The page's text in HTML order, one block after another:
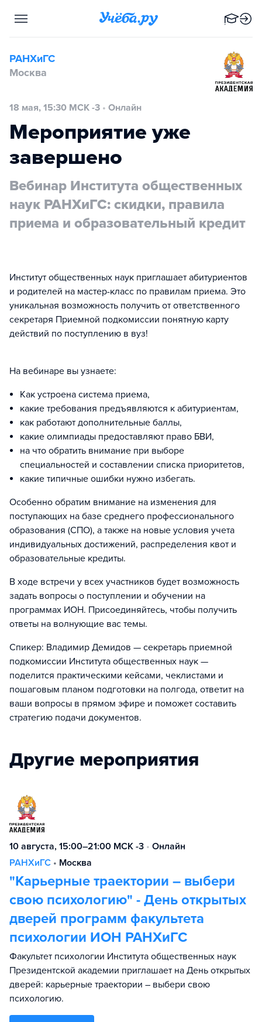
РАНХиГС
Москва
18 мая, 15:30 МСК -3 • Онлайн
Мероприятие уже
завершено
Вебинар Института общественных
наук РАНХиГС: скидки, правила
приема и образовательный кредит
Институт общественных наук приглашает абитуриентов
и родителей на мастер-класс по правилам приема. Это
уникальная возможность получить от ответственного
секретаря Приемной подкомиссии понятную карту
действий по поступлению в вуз!
На вебинаре вы узнаете:
Как устроена система приема,
какие требования предъявляются к абитуриентам,
как работают дополнительные баллы,
какие олимпиады предоставляют право БВИ,
на что обратить внимание при выборе
специальностей и составлении списка приоритетов,
какие типичные ошибки нужно избегать.
Особенно обратим внимание на изменения для
поступающих на базе среднего профессионального
образования (СПО), а также на новые условия учета
индивидуальных достижений, распределения квот и
образовательные кредиты.
В ходе встречи у всех участников будет возможность
задать вопросы о поступлении и обучении на
программах ИОН. Присоединяйтесь, чтобы получить
ответы на волнующие вас темы.
Спикер: Владимир Демидов — секретарь приемной
подкомиссии Института общественных наук —
поделится практическими кейсами, чеклистами и
пошаговым планом подготовки на полгода, ответит на
ваши вопросы в прямом эфире и поможет составить
стратегию подачи документов.
Другие мероприятия
10 августа, 15:00–21:00 МСК -3 • Онлайн
РАНХиГС • Москва
"Карьерные траектории – выбери
свою психологию" - День открытых
дверей программ факультета
психологии ИОН РАНХиГС
Факультет психологии Института общественных наук
Президентской академии приглашает на День открытых
дверей: карьерные траектории – выбери свою
психологию.